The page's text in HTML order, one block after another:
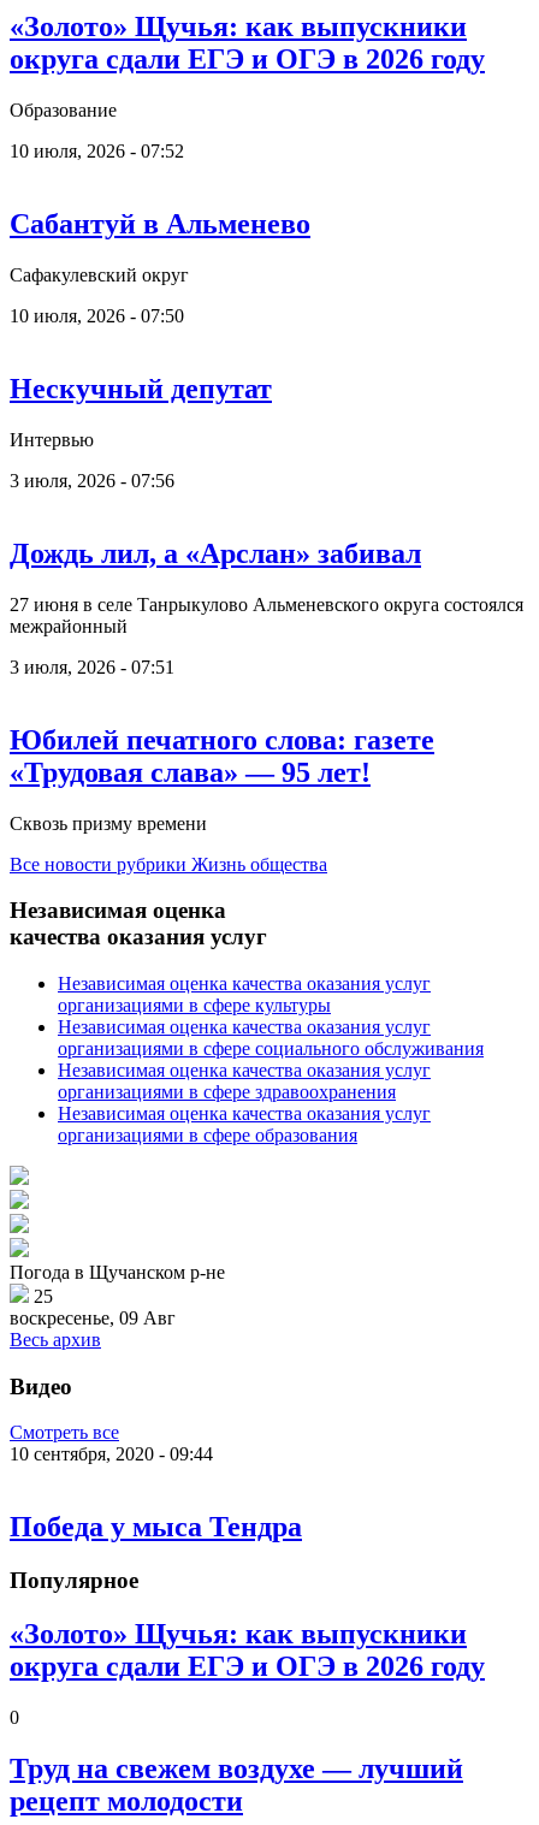
«Золото» Щучья: как выпускники
округа сдали ЕГЭ и ОГЭ в 2026 году
Образование
10 июля, 2026 - 07:52
Сабантуй в Альменево
Сафакулевский округ
10 июля, 2026 - 07:50
Нескучный депутат
Интервью
3 июля, 2026 - 07:56
Дождь лил, а «Арслан» забивал
27 июня в селе Танрыкулово Альменевского округа состоялся
межрайонный
3 июля, 2026 - 07:51
Юбилей печатного слова: газете
«Трудовая слава» — 95 лет!
Сквозь призму времени
Все новости рубрики Жизнь общества
Независимая оценка
качества оказания услуг
Независимая оценка качества оказания услуг
организациями в сфере культуры
Независимая оценка качества оказания услуг
организациями в сфере социального обслуживания
Независимая оценка качества оказания услуг
организациями в сфере здравоохранения
Независимая оценка качества оказания услуг
организациями в сфере образования
Погода в Щучанском р-не
25
воскресенье, 09 Авг
Весь архив
Видео
Смотреть все
10 сентября, 2020 - 09:44
Победа у мыса Тендра
Популярное
«Золото» Щучья: как выпускники
округа сдали ЕГЭ и ОГЭ в 2026 году
0
Труд на свежем воздухе — лучший
рецепт молодости